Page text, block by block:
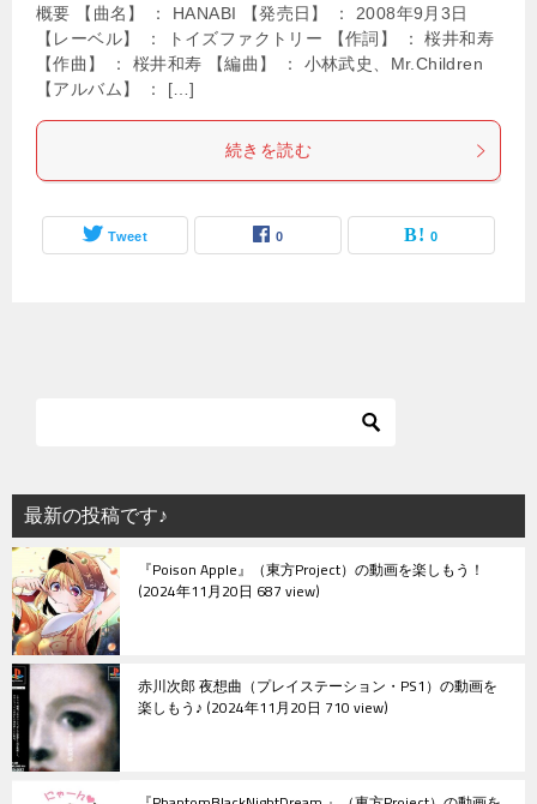
概要 【曲名】 ： HANABI 【発売日】 ： 2008年9月3日
【レーベル】 ： トイズファクトリー 【作詞】 ： 桜井和寿
【作曲】 ： 桜井和寿 【編曲】 ： 小林武史、Mr.Children
【アルバム】 ： […]
続きを読む
Tweet 0 0
最新の投稿です♪
『Poison Apple』（東方Project）の動画を楽しもう！
2024年11月20日 687 view
赤川次郎 夜想曲（プレイステーション・PS1）の動画を
楽しもう♪ 2024年11月20日 710 view